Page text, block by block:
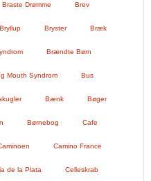
Braste Drømme Brev
Bryllup Bryster Bræk
Brændte Børn
Mouth Syndrom Bus
Bænk Bøger
Børnebog Cafe
Camino France
de la Plata Celleskrab